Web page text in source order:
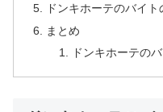
ドンキホーテのバイ
まとめ
ドンキホーテの